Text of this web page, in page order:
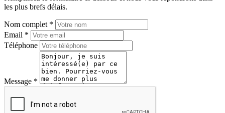
les plus brefs délais.
Nom complet *
Email *
Téléphone
Message *